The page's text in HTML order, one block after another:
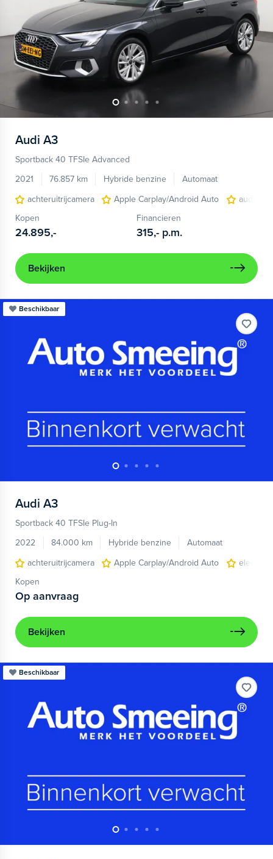
Audi A3
Sportback 40 TFSIe Advanced
2021
76.857 km Hybride benzine
Automaat
achteruitrijcamera
Apple Carplay/Android Auto
audio
Kopen
24.895,-
Financieren
315,- p.m.
Bekijken
Beschikbaar
Audi A3
Sportback 40 TFSIe Plug-In
2022
84.000 km Hybride benzine
Automaat
achteruitrijcamera
Apple Carplay/Android Auto
Kopen
Op aanvraag
Bekijken
Beschikbaar